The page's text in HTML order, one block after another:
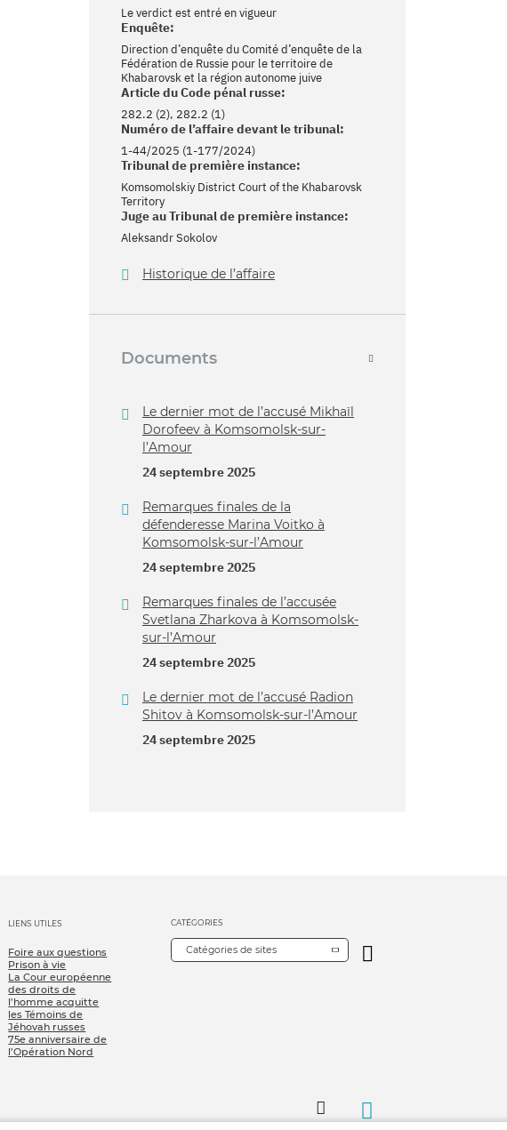
Le verdict est entré en vigueur
Enquête:
Direction d’enquête du Comité d’enquête de la
Fédération de Russie pour le territoire de
Khabarovsk et la région autonome juive
Article du Code pénal russe:
282.2 (2), 282.2 (1)
Numéro de l’affaire devant le tribunal:
1-44/2025 (1-177/2024)
Tribunal de première instance:
Komsomolskiy District Court of the Khabarovsk
Territory
Juge au Tribunal de première instance:
Aleksandr Sokolov
Historique de l’affaire
Documents
Le dernier mot de l’accusé Mikhaïl
Dorofeev à Komsomolsk-sur-
l’Amour
24 septembre 2025
Remarques finales de la
défenderesse Marina Voitko à
Komsomolsk-sur-l’Amour
24 septembre 2025
Remarques finales de l’accusée
Svetlana Zharkova à Komsomolsk-
sur-l’Amour
24 septembre 2025
Le dernier mot de l’accusé Radion
Shitov à Komsomolsk-sur-l’Amour
24 septembre 2025
LIENS UTILES
Foire aux questions
Prison à vie
La Cour européenne
des droits de
l’homme acquitte
les Témoins de
Jéhovah russes
75e anniversaire de
l’Opération Nord
CATÉGORIES
Catégories de sites